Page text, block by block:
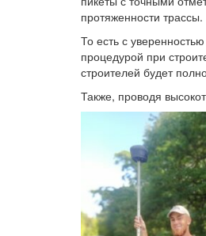
протяженности трассы.
То есть с
процедурой при
строителей будет
Также, проводя